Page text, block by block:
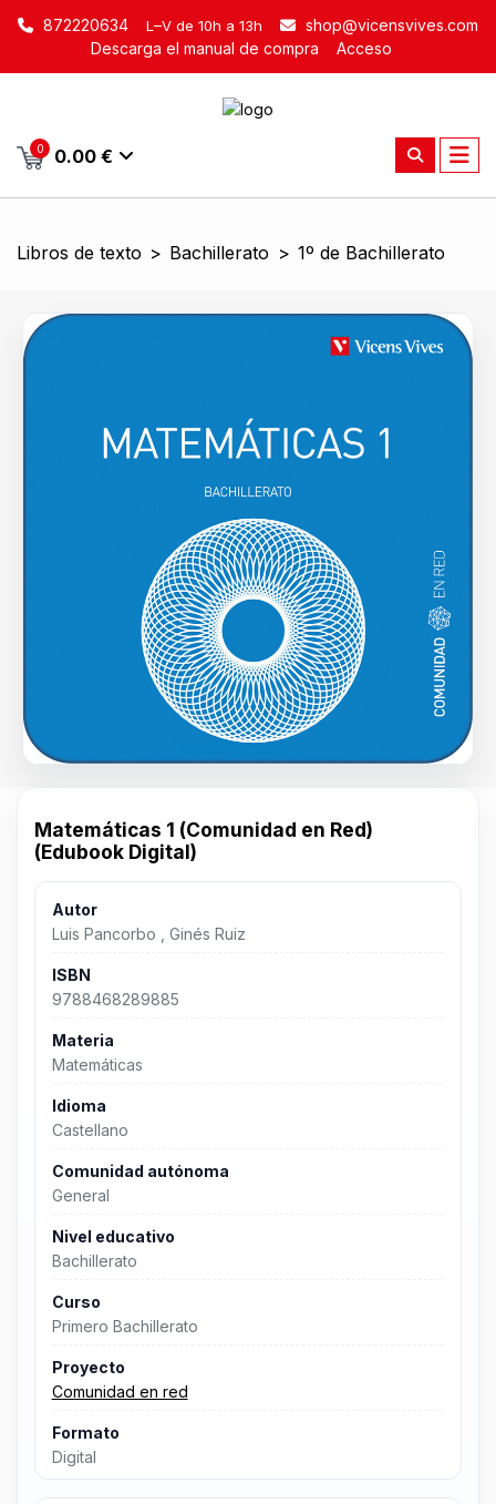
872220634 L–V de 10h a 13h
shop@vicensvives.com
Descarga el manual de compra
Acceso
0 0.00 €
Libros de texto > Bachillerato > 1º de Bachillerato
Matemáticas 1 (Comunidad en Red)
(Edubook Digital)
Autor
Luis Pancorbo , Ginés Ruiz
ISBN
9788468289885
Materia
Matemáticas
Idioma
Castellano
Comunidad autónoma
General
Nivel educativo
Bachillerato
Curso
Primero Bachillerato
Proyecto
Comunidad en red
Formato
Digital